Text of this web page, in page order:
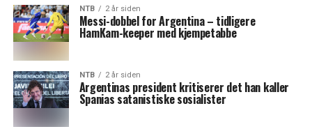
NTB 2 år siden
Messi-dobbel for Argentina – tidligere
HamKam-keeper med kjempetabbe
NTB 2 år siden
Argentinas president kritiserer det han kaller
Spanias satanistiske sosialister